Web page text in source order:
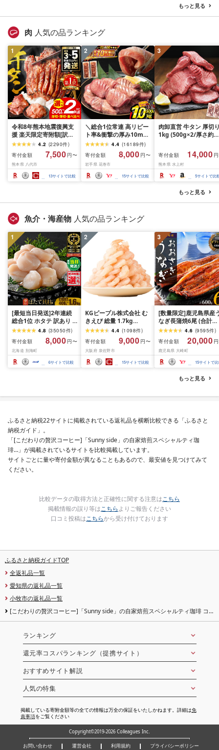
もっと見る
肉 人気の品ランキング
1
令和8年熊本地震復興支
援 楽天限定寄附額[訳あ
り]牛タン 500g〜2kg 肉
牛肉 訳あり 牛タン 冷凍
小分け 厚切り 薄切り 食
べ比べ 500g 1kg 1.5kg
2kg 牛 人気 ビーフ 牛た
ん ふるさと納税 ランキ
4.2 (2290件)
寄付金額
7,500 円〜
熊本県 八代市
13サイトで比較
2
＼総合1位常連 高リピー
ト率&衝撃の厚み10mm
厚切り牛タン 塩味/ ≪ス
ピード発送!!10営業日以
内発送≫ 選べる内容量
500g / 1kg 定期便 毎月
届く 牛肉 肉 BBQ ふるさ
と 人気 ランキング 岩手
4.4 (16189件)
寄付金額
8,000 円〜
岩手県 花巻市
15サイトで比較
3
肉卸直営 牛タン 厚切
1kg (500g×2/厚さ約
牛肉 焼肉 冷凍 スライ
業務用 バーベキュー
BBQ おつまみ ギフト
祝い お中元 夏ギフト
寄付金額 14,000
熊本県 水上村
5サイトで比
もっと見る
魚介・海産物 人気の品ランキング
1
[最短当日発送]2年連続
総合1位 ホタテ 訳あり (
ふるさと納税 ほたて ふ
るさと納税 訳あり 帆立
ふるさと わけあり ホタ
テ貝柱 貝 人気 不揃い 刺
身 規格外 魚介 ランキン
グ 海鮮 冷凍 発送時期が
4.8 (35050件)
寄付金額
8,000 円〜
北海道 別海町
6サイトで比較
2
KGピープル株式会社 む
きえび 総量 1.7kg
(850g×2P) 特大 5Lサイ
ズ バナメイエビ バラ凍
結 下処理不要 サイズ不
揃い 訳あり
4.4 (1098件)
寄付金額
9,000 円〜
大阪府 泉佐野市
15サイトで比較
3
[数量限定]鹿児島県産
なぎ長蒲焼6尾 (合計
600g以上)4.6 (9595件)
寄付金額
20,000
鹿児島県 大崎町
15サイトで
もっと見る
ふるさと納税22サイトに掲載されている返礼品を横断比較できる「ふるさと
納税ガイド」。
「[こだわりの贅沢コーヒー]「Sunny side」の自家焙煎スペシャルティ珈
琲…」が掲載されているサイトを比較掲載しています。
サイトごとに量や寄付金額が異なることもあるので、最安値を見つけてみて
ください。
比較データの取得方法と正確性に関する注意はこちら
掲載情報の誤り等はこちらよりご報告ください
口コミ投稿はこちらから受け付けております
ふるさと納税ガイドTOP
全返礼品一覧
愛知県の返礼品一覧
小牧市の返礼品一覧
[こだわりの贅沢コーヒー]「Sunny side」の自家焙煎スペシャルティ珈琲 コ
ランキング
還元率コスパランキング（提携サイト）
おすすめサイト解説
人気の特集
掲載している寄附金額等の全ての情報は万全の保証をいたしかねます。詳細は免
責事項をご覧ください
Copyright©2019-2026 Colleagues Inc.
お問い合わせ 運営会社 利用規約 プライバシーポリシー